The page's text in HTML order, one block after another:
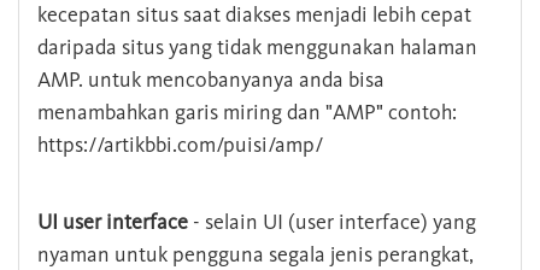
kecepatan situs saat diakses menjadi lebih cepat
daripada situs yang tidak menggunakan halaman
AMP. untuk mencobanyanya anda bisa
menambahkan garis miring dan "AMP" contoh:
https://artikbbi.com/puisi/amp/
UI user interface - selain UI (user interface) yang
nyaman untuk pengguna segala jenis perangkat,